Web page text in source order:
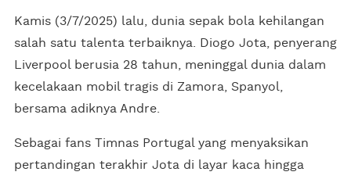
Kamis (3/7/2025) lalu, dunia sepak bola kehilangan
salah satu talenta terbaiknya. Diogo Jota, penyerang
Liverpool berusia 28 tahun, meninggal dunia dalam
kecelakaan mobil tragis di Zamora, Spanyol,
bersama adiknya Andre.
Sebagai fans Timnas Portugal yang menyaksikan
pertandingan terakhir Jota di layar kaca hingga